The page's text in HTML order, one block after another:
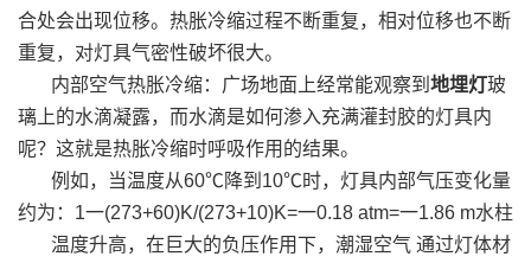
合处会出现位移。热胀冷缩过程不断重复，相对位移也不断
重复，对灯具气密性破坏很大。
内部空气热胀冷缩：广场地面上经常能观察到 地埋灯玻
璃上的水滴凝露，而水滴是如何渗入充满灌封胶的灯具内
呢？这就是热胀冷缩时呼吸作用的结果。
例如，当温度从60℃降到10℃时，灯具内部气压变化量
约为：1一(273+60)K/(273+10)K=一0.18 atm=一1.86 m水柱
温度升高，在巨大的负压作用下，潮湿空气 通过灯体材